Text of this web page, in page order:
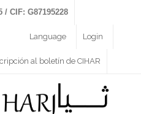
/ CIF: G87195228
Login
Language
al boletín de CIHAR